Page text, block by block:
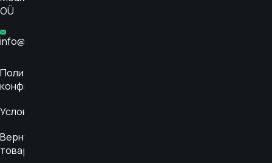
OÜ
info@glükoosimonitor.ee
Политика
конфиденциальности
Условия
Вернуть
товар